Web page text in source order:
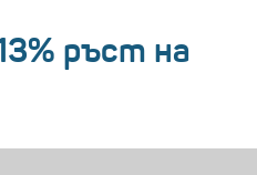
ръст на